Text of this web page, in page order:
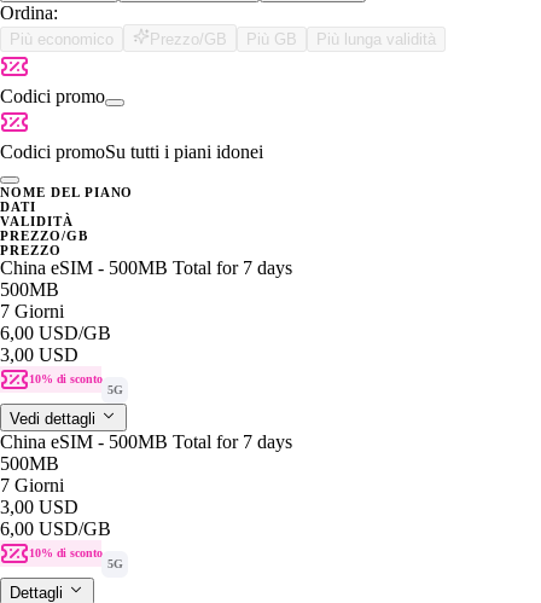
Ordina:
Più economico Prezzo/GB Più GB Più lunga validità
Codici promo
Codici promoSu tutti i piani idonei
NOME DEL PIANO
DATI
VALIDITÀ
PREZZO/GB
PREZZO
China eSIM - 500MB Total for 7 days
500MB
7 Giorni
6,00 USD/GB
3,00 USD
10% di sconto
5G
Vedi dettagli
China eSIM - 500MB Total for 7 days
500MB
7 Giorni
3,00 USD
6,00 USD/GB
10% di sconto
5G
Dettagli